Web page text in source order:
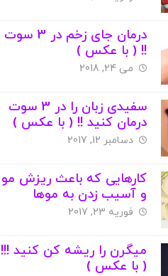
درمان جای زخم در 3 سوت
!! ( با عکس )
می 24, 2018
سفیدی زبان را در 3 سوت
درمان کنید !! ( با عکس )
دسامبر 12, 2017
کارهایی که باعث ریزش مو
و آسیب زدن به موها
میشوند ( با عکس )
فوریه 23, 2017
میگرن را ریشه کن کنید !!!
( با عکس )